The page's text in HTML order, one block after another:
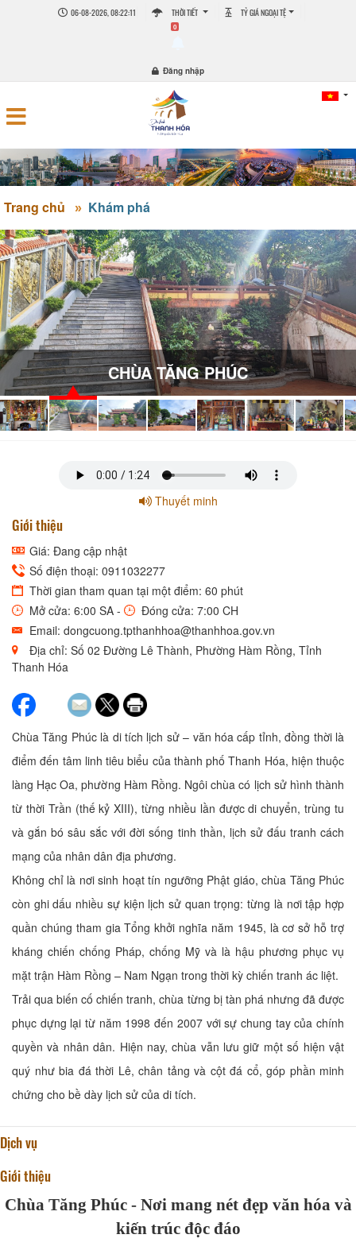
06-08-2026, 08:22:13 THỜI TIẾT TỶ GIÁ NGOẠI TỆ
0
Đăng nhập
Trang chủ Khám phá
CHÙA TĂNG PHÚC
Thuyết minh
Giới thiệu
Giá: Đang cập nhật
Số điện thoại: 0911032277
Thời gian tham quan tại một điểm: 60 phút
Mở cửa: 6:00 SA -
Đóng cửa: 7:00 CH
Email: dongcuong.tpthanhhoa@thanhhoa.gov.vn
Địa chỉ: Số 02 Đường Lê Thành, Phường Hàm Rồng, Tỉnh
Thanh Hóa
Chùa Tăng Phúc là di tích lịch sử – văn hóa cấp tỉnh, đồng thời là
điểm đến tâm linh tiêu biểu của thành phố Thanh Hóa, hiện thuộc
làng Hạc Oa, phường Hàm Rồng. Ngôi chùa có lịch sử hình thành
từ thời Trần (thế kỷ XIII), từng nhiều lần được di chuyển, trùng tu
và gắn bó sâu sắc với đời sống tinh thần, lịch sử đấu tranh cách
mạng của nhân dân địa phương.
Không chỉ là nơi sinh hoạt tín ngưỡng Phật giáo, chùa Tăng Phúc
còn ghi dấu nhiều sự kiện lịch sử quan trọng: từng là nơi tập hợp
quần chúng tham gia Tổng khởi nghĩa năm 1945, là cơ sở hỗ trợ
kháng chiến chống Pháp, chống Mỹ và là hậu phương phục vụ
mặt trận Hàm Rồng – Nam Ngạn trong thời kỳ chiến tranh ác liệt.
Trải qua biến cố chiến tranh, chùa từng bị tàn phá nhưng đã được
phục dựng lại từ năm 1998 đến 2007 với sự chung tay của chính
quyền và nhân dân. Hiện nay, chùa vẫn lưu giữ một số hiện vật
quý như bia đá thời Lê, chân tảng và cột đá cổ, góp phần minh
chứng cho bề dày lịch sử của di tích.
Dịch vụ
Giới thiệu
Chùa Tăng Phúc - Nơi mang nét đẹp văn hóa và
kiến trúc độc đáo